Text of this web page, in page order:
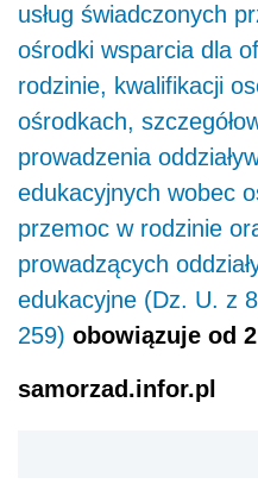
usług świadczonych
ośrodki wsparcia dla
rodzinie, kwalifikacji
ośrodkach,
prowadzenia
edukacyjnych wobec
przemoc w rodzinie
prowadzących
edukacyjne (Dz. U. z
259) obowiązuje od
samorzad.infor.pl